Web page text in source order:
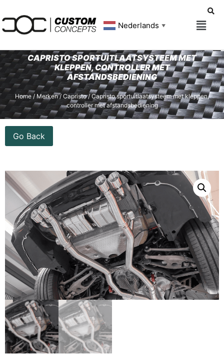
Nederlands ▼
CAPRISTO SPORTUITLAATSYSTEEM MET
KLEPPEN, CONTROLLER MET
AFSTANDSBEDIENING
Home / Merken/ Capristo/ Capristo sportuitlaatsysteem met kleppen,
controller met afstandsbediening
Go Back